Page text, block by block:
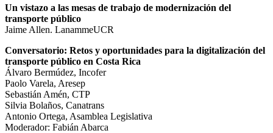
Un vistazo a las mesas de trabajo de modernización del
transporte público
Jaime Allen. LanammeUCR
Conversatorio: Retos y oportunidades para la digitalización del
transporte público en Costa Rica
Álvaro Bermúdez, Incofer
Paolo Varela, Aresep
Sebastián Amén, CTP
Silvia Bolaños, Canatrans
Antonio Ortega, Asamblea Legislativa
Moderador: Fabián Abarca